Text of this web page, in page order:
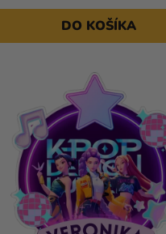
DO KOŠÍKA